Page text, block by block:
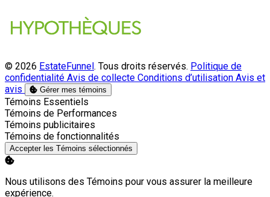
© 2026 EstateFunnel. Tous droits réservés. Politique de
confidentialité Avis de collecte Conditions d’utilisation Avis et
avis
Gérer mes témoins
Activer
Témoins Essentiels
Activer
Témoins de Performances
Activer
Témoins publicitaires
Activer
Témoins de fonctionnalités
Accepter les Témoins sélectionnés
Nous utilisons des Témoins pour vous assurer la meilleure
expérience.